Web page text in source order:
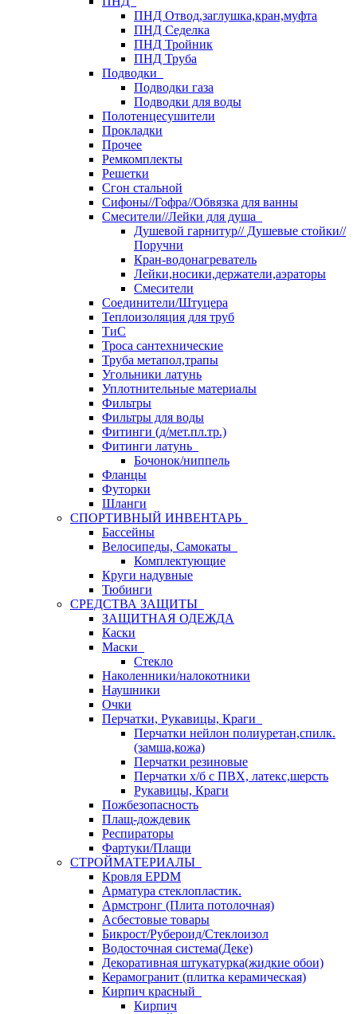
ПНД Отвод,заглушка,кран,муфта
ПНД Седелка
ПНД Тройник
ПНД Труба
Подводки
Подводки газа
Подводки для воды
Полотенцесушители
Прокладки
Прочее
Ремкомплекты
Решетки
Сгон стальной
Сифоны//Гофра//Обвязка для ванны
Смесители//Лейки для душа
Душевой гарнитур// Душевые стойки//
Поручни
Кран-водонагреватель
Лейки,носики,держатели,аэраторы
Смесители
Соединители/Штуцера
Теплоизоляция для труб
ТиС
Троса сантехнические
Труба метапол,трапы
Угольники латунь
Уплотнительные материалы
Фильтры
Фильтры для воды
Фитинги (д/мет.пл.тр.)
Фитинги латунь
Бочонок/ниппель
Фланцы
Футорки
Шланги
СПОРТИВНЫЙ ИНВЕНТАРЬ
Бассейны
Велосипеды, Самокаты
Комплектующие
Круги надувные
Тюбинги
СРЕДСТВА ЗАЩИТЫ
ЗАЩИТНАЯ ОДЕЖДА
Каски
Маски
Стекло
Наколенники/налокотники
Наушники
Очки
Перчатки, Рукавицы, Краги
Перчатки нейлон полиуретан,спилк.
(замша,кожа)
Перчатки резиновые
Перчатки х/б с ПВХ, латекс,шерсть
Рукавицы, Краги
Пожбезопасность
Плащ-дождевик
Респираторы
Фартуки/Плащи
СТРОЙМАТЕРИАЛЫ
Кровля ЕРDM
Арматура стеклопластик.
Армстронг (Плита потолочная)
Асбестовые товары
Бикрост/Рубероид/Стеклоизол
Водосточная система(Деке)
Декоративная штукатурка(жидкие обои)
Керамогранит (плитка керамическая)
Кирпич красный
Кирпич